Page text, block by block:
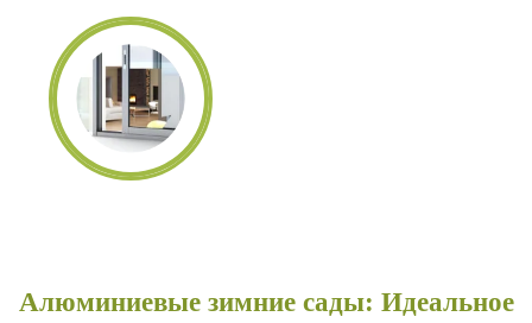
Алюминиевые зимние сады: Идеальное